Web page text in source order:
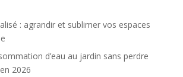
: agrandir et sublimer vos espaces
d’eau au jardin sans perdre
2026